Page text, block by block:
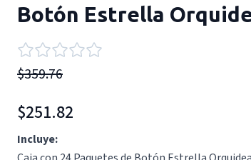
Botón Estrella
$359.76
$251.82
Incluye: